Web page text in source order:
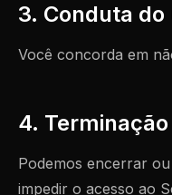
3. Conduta do
Você concorda em
4. Terminação
Podemos encerrar
impedir o acesso ao